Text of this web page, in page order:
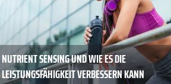
NUTRIENT SENSING UND WIE ES DIE
LEISTUNGSFÄHIGKEIT VERBESSERN KANN